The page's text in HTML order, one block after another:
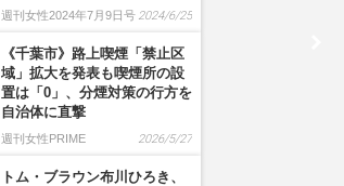
週刊女性2024年7月9日号 2024/6/25
《千葉市》路上喫煙「禁止区
域」拡大を発表も喫煙所の設
置は「0」、分煙対策の行方を
自治体に直撃
週刊女性PRIME 2026/5/27
トム・ブラウン布川ひろき、